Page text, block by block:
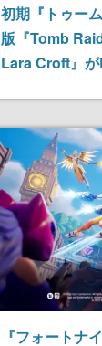
初期『トゥー
版『Tomb
Lara Croft』
『フォートナ